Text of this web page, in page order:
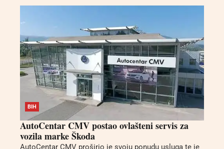
BIH
AutoCentar CMV postao ovlašteni servis za
vozila marke Škoda
AutoCentar CMV proširio je svoju ponudu usluga te je